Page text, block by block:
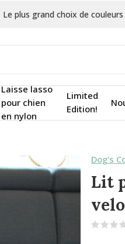
Laisse lasso
pour chien
en nylon
Limited
Edition!
Le plus grand choix de couleurs et
Dog's
Lit